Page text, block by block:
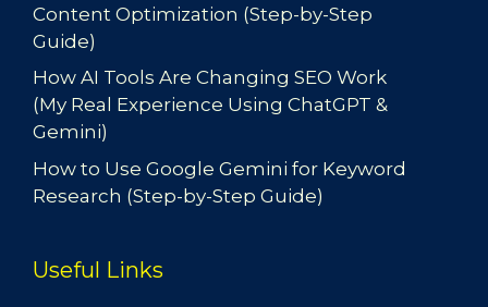
Content Optimization (Step-by-Step
Guide)
How AI Tools Are Changing SEO Work
(My Real Experience Using ChatGPT &
Gemini)
How to Use Google Gemini for Keyword
Research (Step-by-Step Guide)
Useful Links